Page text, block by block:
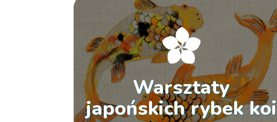
Warsztaty
japońskich rybek koi